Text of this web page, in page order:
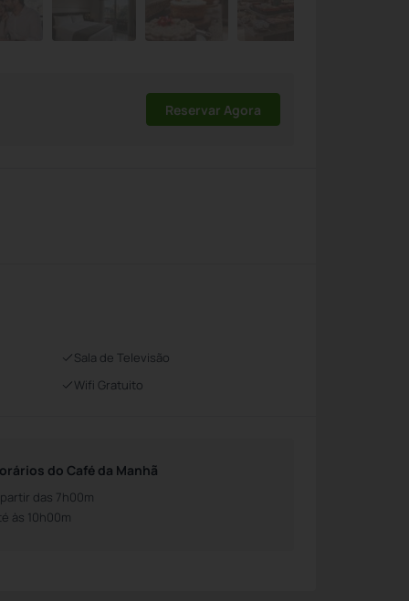
Reservar Agora
Sala de Televisão
Wifi Gratuito
do Café da Manhã
das 7h00m
às 10h00m